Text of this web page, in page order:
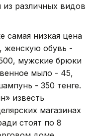
различных видов
самая низкая цена
женскую обувь -
мужские брюки
мыло - 45,
- 350 тенге.
известь
магазинах
стоят по 8